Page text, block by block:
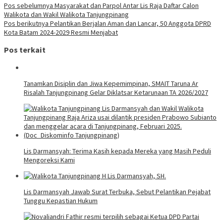
Pos sebelumnya Masyarakat dan Parpol Antar Lis Raja Daftar Calon
Walikota dan Wakil Walikota Tanjungpinang
Pos berikutnya Pelantikan Berjalan Aman dan Lancar, 50 Anggota DPRD
Kota Batam 2024-2029 Resmi Menjabat
Pos terkait
Tanamkan Disiplin dan Jiwa Kepemimpinan, SMAIT Taruna Ar
Risalah Tanjungpinang Gelar Diklatsar Ketarunaan TA 2026/2027
Lis Darmansyah: Terima Kasih kepada Mereka yang Masih Peduli
Mengoreksi Kami
Lis Darmansyah Jawab Surat Terbuka, Sebut Pelantikan Pejabat
Tunggu Kepastian Hukum